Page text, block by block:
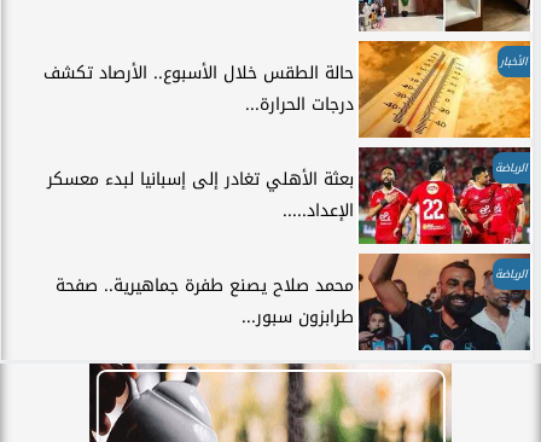
الأخبار
حالة الطقس خلال الأسبوع.. الأرصاد تكشف
درجات الحرارة...
الرياضة
بعثة الأهلي تغادر إلى إسبانيا لبدء معسكر
الإعداد.....
الرياضة
محمد صلاح يصنع طفرة جماهيرية.. صفحة
طرابزون سبور...